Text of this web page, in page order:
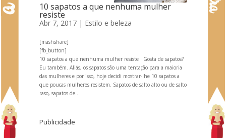
10 sapatos a que nenhuma mulher
resiste
Abr 7, 2017| Estilo e beleza
[mashshare]
[fb_button]
10 sapatos a que nenhuma mulher resiste Gosta de sapatos?
Eu também. Aliás, os sapatos são uma tentação para a maioria
das mulheres e por isso, hoje decidi mostrar-lhe 10 sapatos a
que poucas mulheres resistem. Sapatos de salto alto ou de salto
raso, sapatos de...
Publicidade